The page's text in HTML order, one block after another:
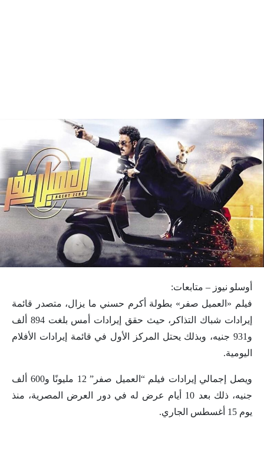
أوسلو نيوز – متابعات:
فيلم «العميل صفر» بطولة أكرم حسني ما يزال، متصدر قائمة
إيرادات شباك التذاكر، حيث حقق إيرادات أمس بلغت 894 ألف
و931 جنيه، وبذلك يحتل المركز الأول في قائمة إيرادات الأفلام
اليومية.
ويصل إجمالي إيرادات فيلم “العميل صفر” 12 مليونًا و600 ألف
جنيه، ذلك بعد 10 أيام عرض له في دور العرض المصرية، منذ
يوم 15 أغسطس الجاري.